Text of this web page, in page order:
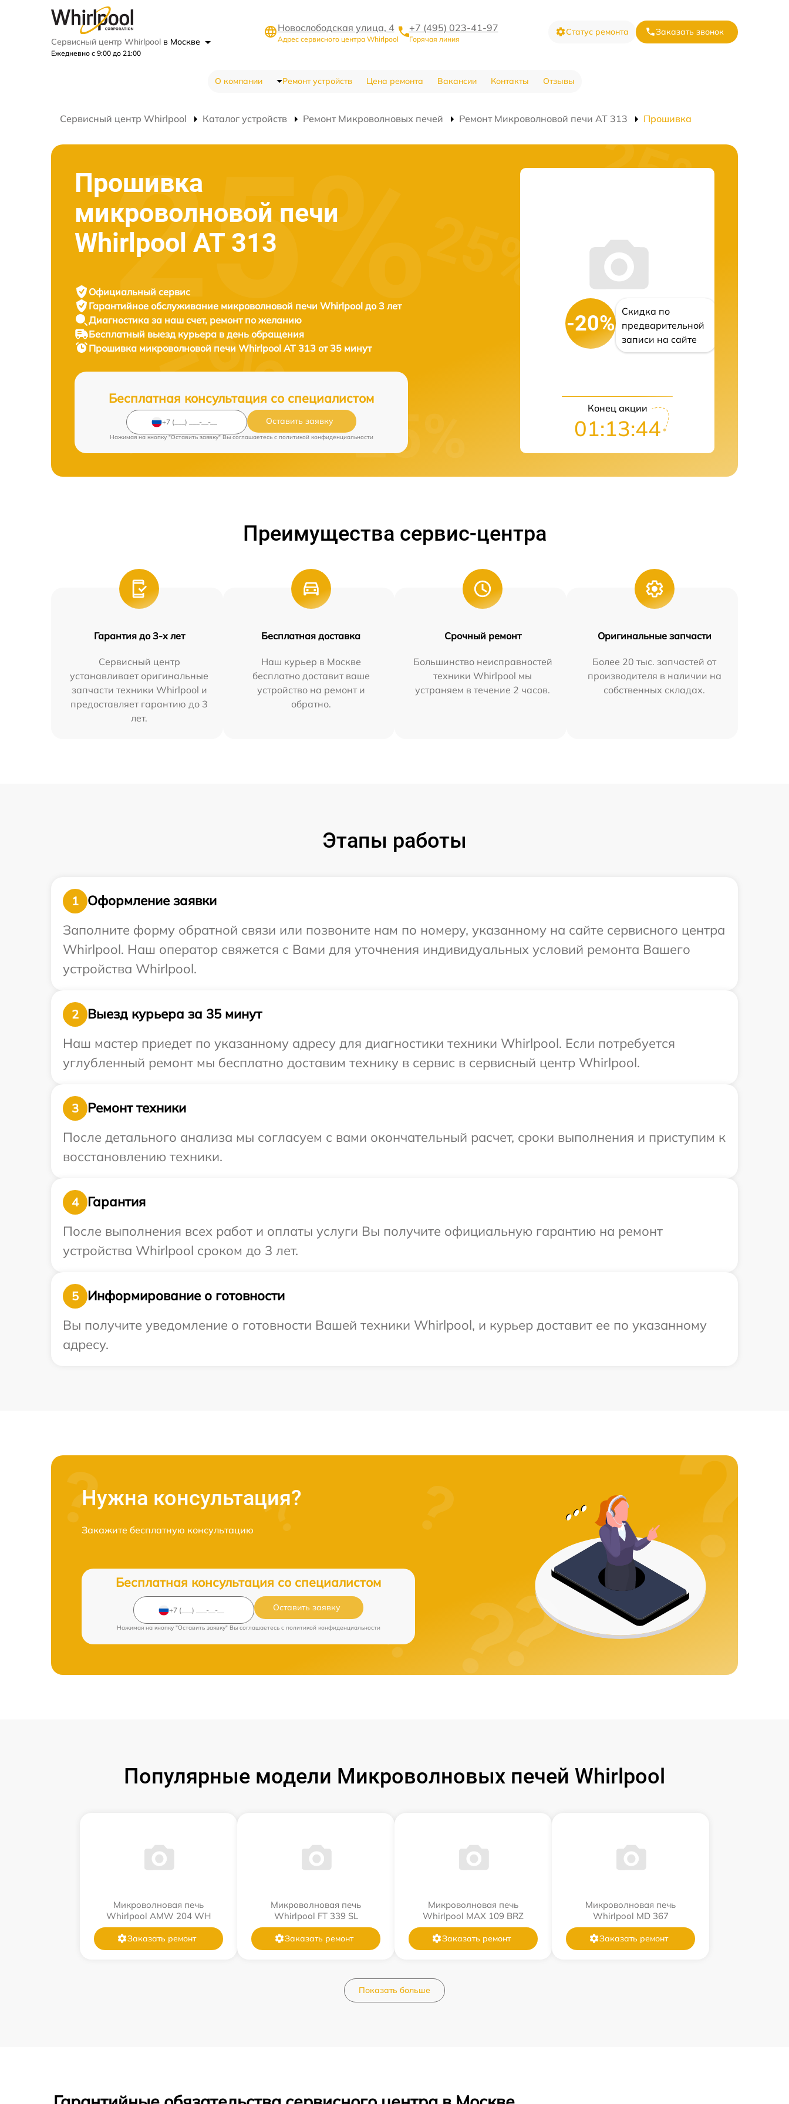
Сервисный центр Whirlpool в Москве
Ежедневно с 9:00 до 21:00
Новослободская улица, 4
Адрес сервисного центра Whirlpool
+7 (495) 023-41-97
Горячая линия
Статус ремонта Заказать звонок
О компании Ремонт устройств Цена ремонта Вакансии Контакты Отзывы
Сервисный центр Whirlpool Каталог устройств Ремонт Микроволновых печей Ремонт Микроволновой печи AT 313 Прошивка
Прошивка
микроволновой печи
Whirlpool AT 313
Официальный сервис
Гарантийное обслуживание микроволновой печи Whirlpool до 3 лет
Диагностика за наш счет, ремонт по желанию
Бесплатный выезд курьера в день обращения
Прошивка микроволновой печи Whirlpool AT 313 от 35 минут
Бесплатная консультация со специалистом
Оставить заявку
Нажимая на кнопку "Оставить заявку" Вы соглашаетесь c политикой конфиденциальности
-20%
Скидка по
предварительной
записи на сайте
Конец акции
01:13:43
Преимущества сервис-центра
Гарантия до 3-х лет
Сервисный центр
устанавливает оригинальные
запчасти техники Whirlpool и
предоставляет гарантию до 3
лет.
Бесплатная доставка
Наш курьер в Москве
бесплатно доставит ваше
устройство на ремонт и
обратно.
Срочный ремонт
Большинство неисправностей
техники Whirlpool мы
устраняем в течение 2 часов.
Оригинальные запчасти
Более 20 тыс. запчастей от
производителя в наличии на
собственных складах.
Этапы работы
1
Оформление заявки
Заполните форму обратной связи или позвоните нам по номеру, указанному на сайте сервисного центра
Whirlpool. Наш оператор свяжется с Вами для уточнения индивидуальных условий ремонта Вашего
устройства Whirlpool.
2
Выезд курьера за 35 минут
Наш мастер приедет по указанному адресу для диагностики техники Whirlpool. Если потребуется
углубленный ремонт мы бесплатно доставим технику в сервис в сервисный центр Whirlpool.
3
Ремонт техники
После детального анализа мы согласуем с вами окончательный расчет, сроки выполнения и приступим к
восстановлению техники.
4
Гарантия
После выполнения всех работ и оплаты услуги Вы получите официальную гарантию на ремонт
устройства Whirlpool сроком до 3 лет.
5
Информирование о готовности
Вы получите уведомление о готовности Вашей техники Whirlpool, и курьер доставит ее по указанному
адресу.
Нужна консультация?
Закажите бесплатную консультацию
Бесплатная консультация со специалистом
Оставить заявку
Нажимая на кнопку "Оставить заявку" Вы соглашаетесь c политикой конфиденциальности
Популярные модели Микроволновых печей Whirlpool
Микроволновая печь
Whirlpool AMW 204 WH
Заказать ремонт
Микроволновая печь
Whirlpool FT 339 SL
Заказать ремонт
Микроволновая печь
Whirlpool MAX 109 BRZ
Заказать ремонт
Микроволновая печь
Whirlpool MD 367
Заказать ремонт
Показать больше